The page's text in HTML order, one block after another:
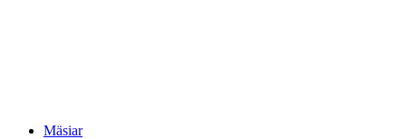
Mäsiar